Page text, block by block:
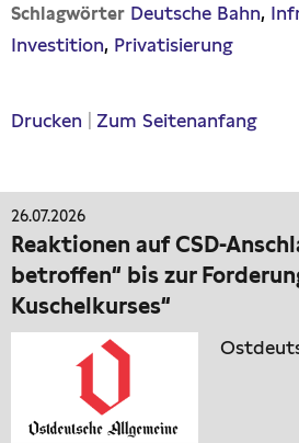
Schlagwörter Deutsche Bahn
Investition Privatisierung
Drucken Zum Seitenanfang
26.07.2026
Reaktionen auf CSD-
betroffen“ bis zur
Kuschelkurses“